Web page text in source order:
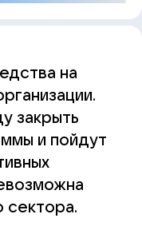
на
закрыть
и пойдут
сектора.